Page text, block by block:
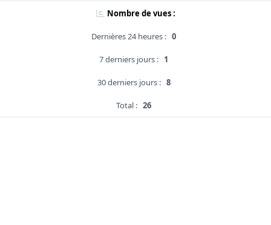
Nombre de vues :
Dernières 24 heures : 0
7 derniers jours : 1
30 derniers jours : 8
Total : 26